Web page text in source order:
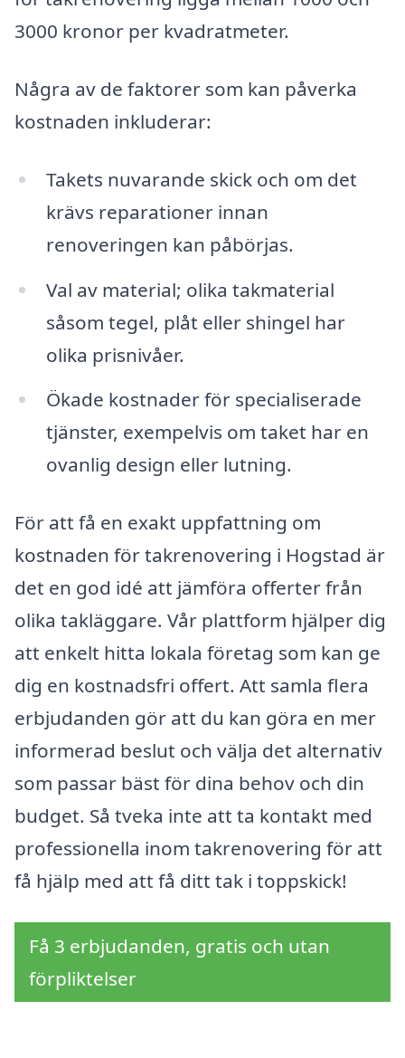
3000 kronor per kvadratmeter.
Några av de faktorer som kan påverka
kostnaden inkluderar:
Takets nuvarande skick och om det
krävs reparationer innan
renoveringen kan påbörjas.
Val av material; olika takmaterial
såsom tegel, plåt eller shingel har
olika prisnivåer.
Ökade kostnader för specialiserade
tjänster, exempelvis om taket har en
ovanlig design eller lutning.
För att få en exakt uppfattning om
kostnaden för takrenovering i Hogstad är
det en god idé att jämföra offerter från
olika takläggare. Vår plattform hjälper dig
att enkelt hitta lokala företag som kan ge
dig en kostnadsfri offert. Att samla flera
erbjudanden gör att du kan göra en mer
informerad beslut och välja det alternativ
som passar bäst för dina behov och din
budget. Så tveka inte att ta kontakt med
professionella inom takrenovering för att
få hjälp med att få ditt tak i toppskick!
Få 3 erbjudanden, gratis och utan
förpliktelser